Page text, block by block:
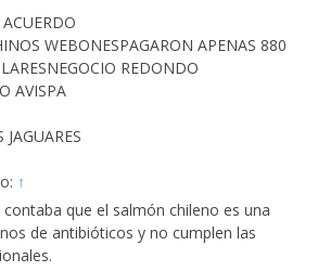
WEBONESPAGARON APENAS 880
REDONDO
AVISPA
↑
que el salmón chileno es una
de antibióticos y no cumplen las